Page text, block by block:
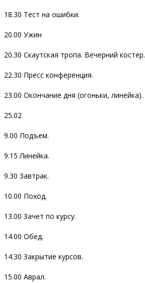
18.30 Тест на ошибки.
20.00 Ужин
20.30 Скаутская тропа. Вечерний костер.
22.30 Пресс конференция.
23.00 Окончание дня (огоньки, линейка).
25.02
9.00 Подъем.
9.15 Линейка.
9.30 Завтрак.
10.00 Поход.
13.00 Зачет по курсу.
14.00 Обед.
14.30 Закрытие курсов.
15.00 Аврал.